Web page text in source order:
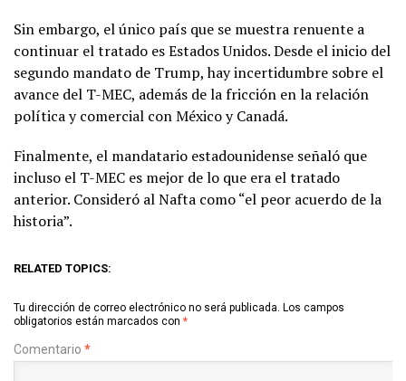
Sin embargo, el único país que se muestra renuente a
continuar el tratado es Estados Unidos. Desde el inicio del
segundo mandato de Trump, hay incertidumbre sobre el
avance del T-MEC, además de la fricción en la relación
política y comercial con México y Canadá.
Finalmente, el mandatario estadounidense señaló que
incluso el T-MEC es mejor de lo que era el tratado
anterior. Consideró al Nafta como “el peor acuerdo de la
historia”.
RELATED TOPICS:
Tu dirección de correo electrónico no será publicada. Los campos
obligatorios están marcados con *
Comentario *